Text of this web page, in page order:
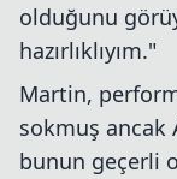
olduğunu
hazırlıklıyım."
Martin,
sokmuş ancak
bunun geçerli